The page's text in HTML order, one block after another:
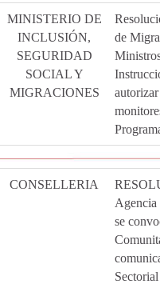
MINISTERIO DE
INCLUSIÓN,
SEGURIDAD
SOCIAL Y
MIGRACIONES
de
CONSELLERIA
Agencia
se